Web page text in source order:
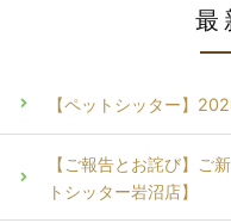
最
【ペットシッター】
【ご報告とお詫び】ご
トシッター岩沼店】